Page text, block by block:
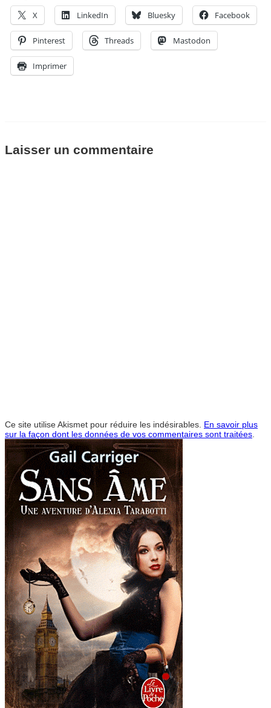
X LinkedIn Bluesky Facebook
Pinterest Threads Mastodon
Imprimer
Laisser un commentaire
Ce site utilise Akismet pour réduire les indésirables. En savoir plus
sur la façon dont les données de vos commentaires sont traitées